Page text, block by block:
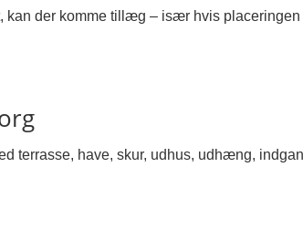
der komme tillæg – især hvis placeringen
terrasse, have, skur, udhus, udhæng,